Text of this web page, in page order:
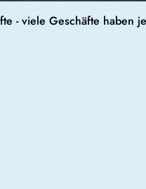
- viele Geschäfte haben